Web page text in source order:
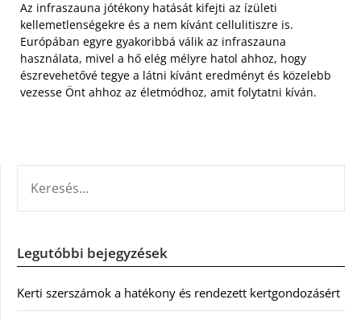
Az infraszauna jótékony hatását kifejti az ízületi
kellemetlenségekre és a nem kívánt cellulitiszre is.
Európában egyre gyakoribbá válik az infraszauna
használata, mivel a hő elég mélyre hatol ahhoz, hogy
észrevehetővé tegye a látni kívánt eredményt és közelebb
vezesse Önt ahhoz az életmódhoz, amit folytatni kíván.
Legutóbbi bejegyzések
Kerti szerszámok a hatékony és rendezett kertgondozásért